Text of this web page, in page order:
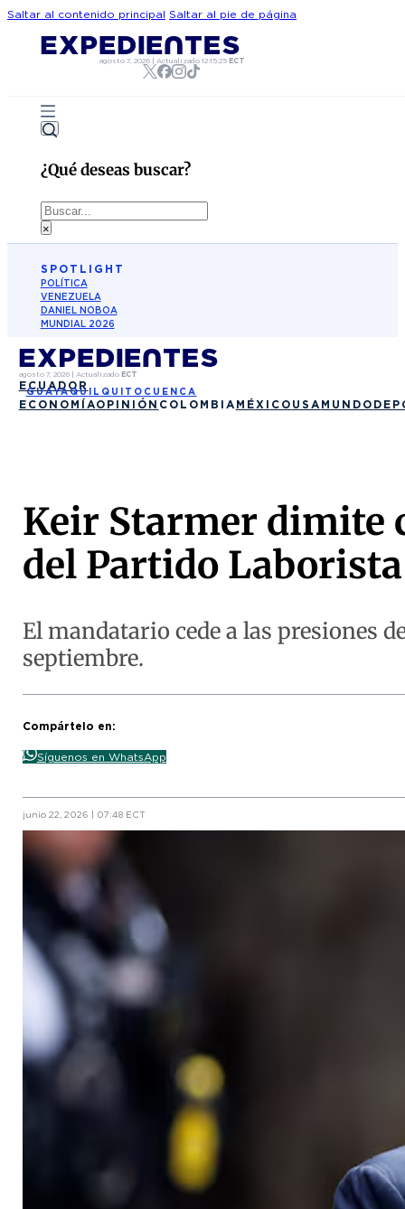
Saltar al contenido principal Saltar al pie de página
agosto 7, 2026| Actualizado 12:15:25 ECT
¿Qué deseas buscar?
Buscar
×
SPOTLIGHT
POLÍTICA
VENEZUELA
DANIEL NOBOA
MUNDIAL 2026
agosto 7, 2026| Actualizado ECT
ECUADOR
GUAYAQUIL QUITO CUENCA
ECONOMÍAOPINIÓN COLOMBIA MÉXICO USA MUNDO
Keir Starmer
del Partido Laborista
El mandatario cede a las presiones
septiembre.
Compártelo en:
Síguenos en WhatsApp
junio 22, 2026 | 07:48 ECT